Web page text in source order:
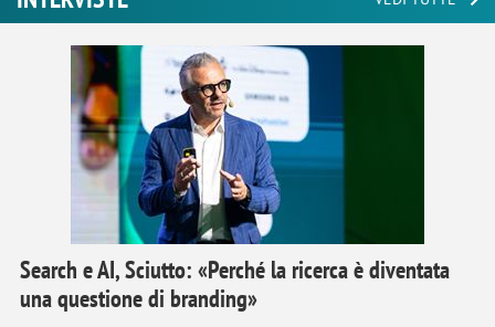
Search e AI, Sciutto: «Perché la ricerca è diventata
una questione di branding»